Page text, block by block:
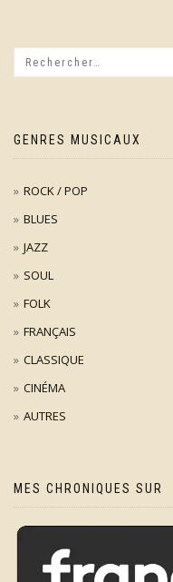
GENRES MUSICAUX
ROCK / POP
BLUES
JAZZ
SOUL
FOLK
FRANÇAIS
CLASSIQUE
CINÉMA
AUTRES
MES CHRONIQUES SUR